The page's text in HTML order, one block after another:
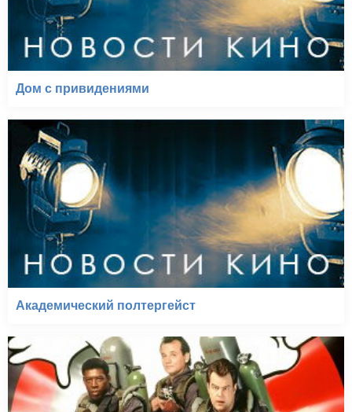
Дом с привидениями
Академический полтергейст